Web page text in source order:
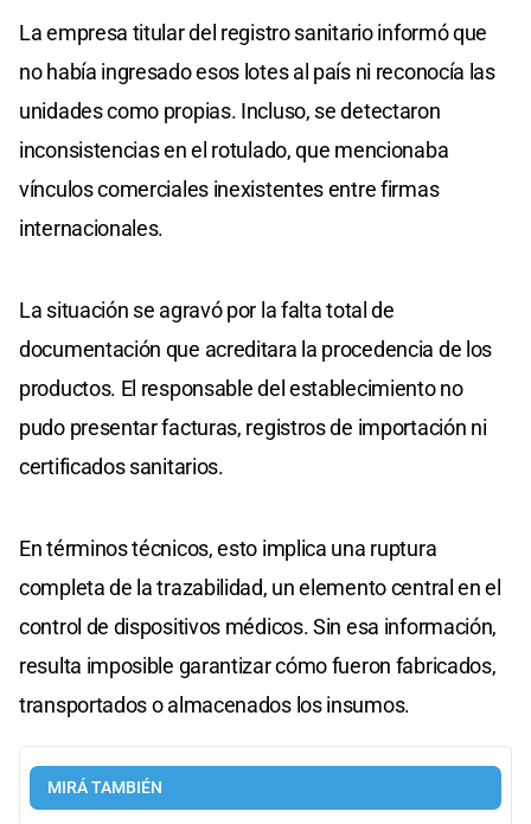
La empresa titular del registro sanitario informó que
no había ingresado esos lotes al país ni reconocía las
unidades como propias. Incluso, se detectaron
inconsistencias en el rotulado, que mencionaba
vínculos comerciales inexistentes entre firmas
internacionales.
La situación se agravó por la falta total de
documentación que acreditara la procedencia de los
productos. El responsable del establecimiento no
pudo presentar facturas, registros de importación ni
certificados sanitarios.
En términos técnicos, esto implica una ruptura
completa de la trazabilidad, un elemento central en el
control de dispositivos médicos. Sin esa información,
resulta imposible garantizar cómo fueron fabricados,
transportados o almacenados los insumos.
MIRÁ TAMBIÉN